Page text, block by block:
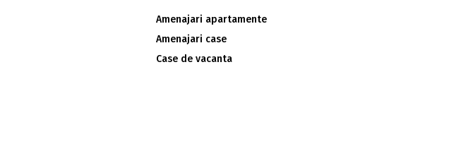
Amenajari apartamente
Amenajari case
Case de vacanta